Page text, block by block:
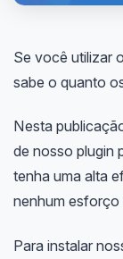
Se você utilizar
sabe o quanto
Nesta
de nosso plugin
tenha uma alta
nenhum
Para instalar